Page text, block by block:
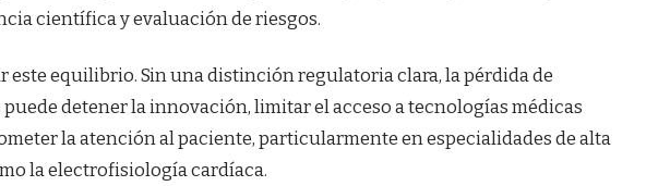
científica y evaluación de riesgos.
este equilibrio. Sin una distinción regulatoria clara, la pérdida de
detener la innovación, limitar el acceso a tecnologías médicas
la atención al paciente, particularmente en especialidades de alta
la electrofisiología cardíaca.